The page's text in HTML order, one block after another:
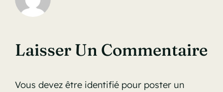
Laisser Un Commentaire
Vous devez être identifié pour poster un